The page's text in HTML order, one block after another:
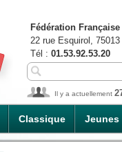
Classique Jeunes
Fédération
22 rue Esquirol,
Tél : 01.53.92.53.20
Il y a actuellement